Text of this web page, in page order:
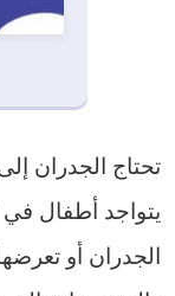
تحتاج الجدران
يتواجد أطفال
الجدران أو